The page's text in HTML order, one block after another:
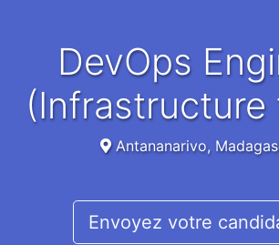
DevOps Engineer
(Infrastructure
Antananarivo,
Envoyez votre